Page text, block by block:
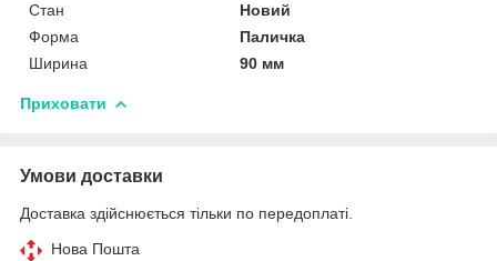
Стан
Новий
Форма
Паличка
Ширина
90 мм
Приховати
Умови доставки
Доставка здійснюється тільки по передоплаті.
Нова Пошта